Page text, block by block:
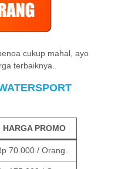
cukup mahal, ayo
terbaiknya..
HARGA PROMO
70.000 / Orang.